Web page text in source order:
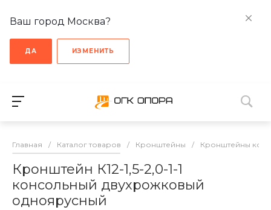
Ваш город Москва?
ДА ИЗМЕНИТЬ
Главная / Каталог товаров / Кронштейны / Кронштейны
Кронштейн К12-1,5-2,0-1-1
консольный двухрожковый
одноярусный